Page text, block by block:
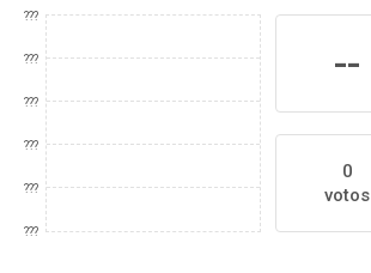
???
???
???
???
???
???
--
0
votos